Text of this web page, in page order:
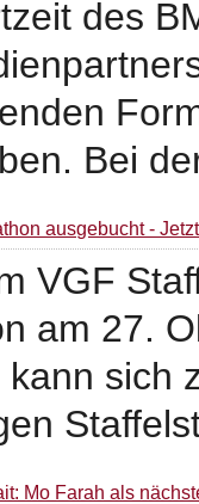
des
Bei
ausgebucht -
VGF
am 27.
kann sich
Mo Farah als